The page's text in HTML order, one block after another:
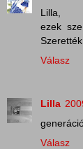
Lilla,
ezek
Válasz
Lilla
Válasz